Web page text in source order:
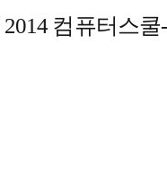
2014 컴퓨터